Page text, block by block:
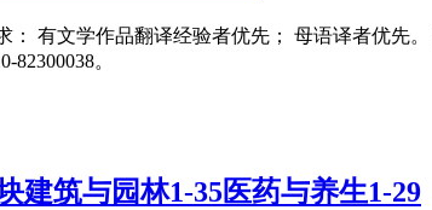
有文学作品翻译经验者优先； 母语译者优先
。
建筑与园林1-35医药与养生1-29